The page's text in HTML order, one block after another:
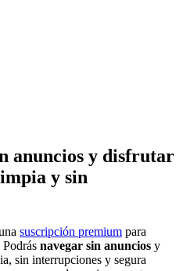
anuncios y disfrutar
y sin
suscripción premium para
navegar sin anuncios y
sin interrupciones y segura